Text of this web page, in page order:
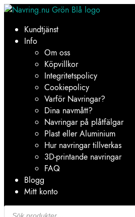
Hoppa
navigering
Hoppa
innehållKundtjänst
Info
Om oss
Köpvillkor
Integritetspolicy
Cookiepolicy
Varför Navringar?
Dina navmått?
Navringar på plåtfälgar
Plast eller Aluminium
Hur navringar tillverkas
3D-printande navringar
FAQ
Blogg
Mitt konto
Products